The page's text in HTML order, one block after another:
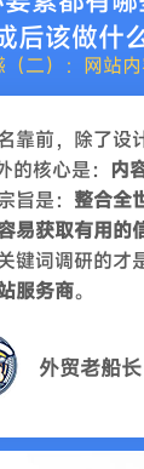
后该做什
（二）：网站
靠前，除了设
核心是： 内
旨是： 整合全
易获取有用的
键词调研的才
服务商。
外贸老船长